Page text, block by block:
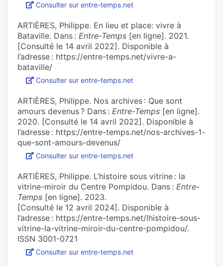
Consulter sur entre-temps.net
ARTIÈRES, Philippe. En lieu et place: vivre à
Bataville. Dans : Entre-Temps [en ligne]. 2021.
[Consulté le 14 avril 2022]. Disponible à
l’adresse : https://entre-temps.net/vivre-a-
bataville/
Consulter sur entre-temps.net
ARTIÈRES, Philippe. Nos archives : Que sont
amours devenus ? Dans : Entre-Temps [en ligne].
2020. [Consulté le 14 avril 2022]. Disponible à
l’adresse : https://entre-temps.net/nos-archives-1-
que-sont-amours-devenus/
Consulter sur entre-temps.net
ARTIÈRES, Philippe. L’histoire sous vitrine : la
vitrine-miroir du Centre Pompidou. Dans : Entre-
Temps [en ligne]. 2023.
[Consulté le 12 avril 2024]. Disponible à
l’adresse : https://entre-temps.net/lhistoire-sous-
vitrine-la-vitrine-miroir-du-centre-pompidou/.
ISSN 3001-0721
Consulter sur entre-temps.net